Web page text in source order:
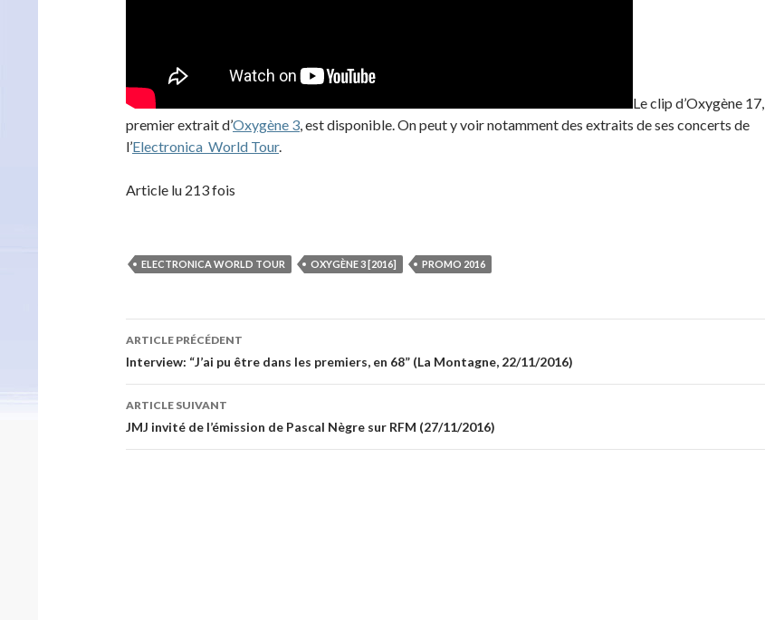
Le clip d’Oxygène 17,
premier extrait d’Oxygène 3, est disponible. On peut y voir notamment des extraits de ses concerts de
l’Electronica World Tour.
Article lu 213 fois
ELECTRONICA WORLD TOUR OXYGÈNE 3 [2016] PROMO 2016
Navigation
des
articles
ARTICLE PRÉCÉDENT
Interview: “J’ai pu être dans les premiers, en 68” (La Montagne, 22/11/2016)
ARTICLE SUIVANT
JMJ invité de l’émission de Pascal Nègre sur RFM (27/11/2016)